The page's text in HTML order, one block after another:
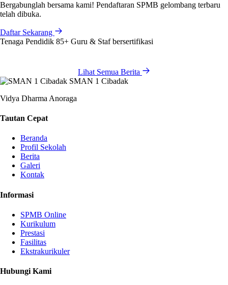
Bergabunglah bersama kami! Pendaftaran SPMB gelombang terbaru
telah dibuka.
Daftar Sekarang
Tenaga Pendidik 85+ Guru & Staf bersertifikasi
Lihat Semua Berita
SMAN 1 Cibadak
Vidya Dharma Anoraga
Tautan Cepat
Beranda
Profil Sekolah
Berita
Galeri
Kontak
Informasi
SPMB Online
Kurikulum
Prestasi
Fasilitas
Ekstrakurikuler
Hubungi Kami